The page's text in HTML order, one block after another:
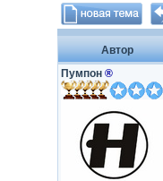
Автор
Пумпон ®